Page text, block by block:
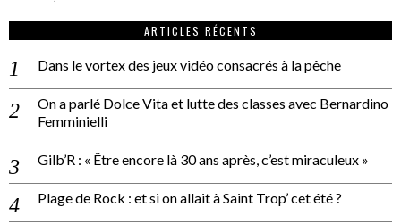
ARTICLES RÉCENTS
Dans le vortex des jeux vidéo consacrés à la pêche
On a parlé Dolce Vita et lutte des classes avec Bernardino
Femminielli
Gilb’R : « Être encore là 30 ans après, c’est miraculeux »
Plage de Rock : et si on allait à Saint Trop’ cet été ?